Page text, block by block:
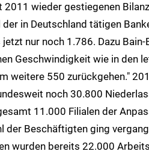
wieder gestiegenen
in Deutschland tätigen
nur noch 1.786. Dazu Bain-
Geschwindigkeit wie in den
weitere 550 zurückgehen."
noch 30.800
11.000 Filialen der
der Beschäftigten ging
wurden bereits 22.000